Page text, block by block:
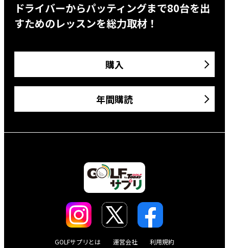
ドライバーからパッティングまで80台を出
すためのレッスンを総力取材！
購入
年間購読
GOLFサプリとは 運営会社 利用規約